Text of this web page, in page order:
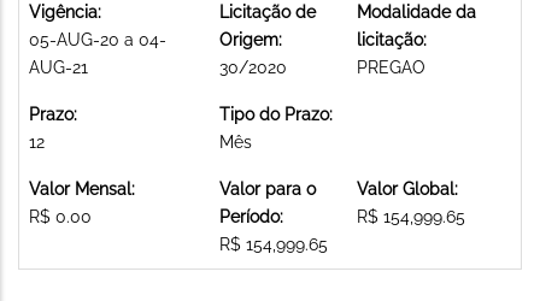
Vigência:
05-AUG-20 a 04-
AUG-21
Licitação de
Origem:
30/2020
Modalidade da
licitação:
PREGAO
Prazo:
12
Tipo do Prazo:
Mês
Valor Mensal:
R$ 0.00
Valor para o
Período:
R$ 154,999.65
Valor Global:
R$ 154,999.65